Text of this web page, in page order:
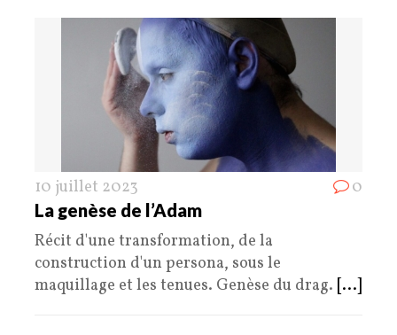
10 juillet 2023 0
La genèse de l’Adam
Récit d'une transformation, de la
construction d'un persona, sous le
maquillage et les tenues. Genèse du drag. [...]